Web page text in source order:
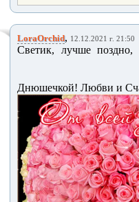
LoraOrchid, 12.12.2021 г. 21:50
Светик, лучше
Днюшечкой! Любви и